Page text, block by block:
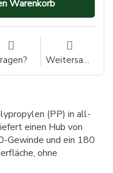
Warenkorb
Weitersagen
(PP) in all-
einen Hub von
Gewinde und ein 180
ohne